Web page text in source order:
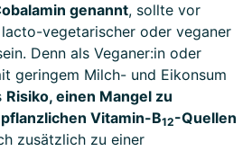
genannt, sollte vor
vegetarischer oder veganer
Denn als Veganer:in oder
geringem Milch- und Eikonsum
Risiko, einen Mangel zu
pflanzlichen Vitamin-B12-Quellen
zusätzlich zu einer